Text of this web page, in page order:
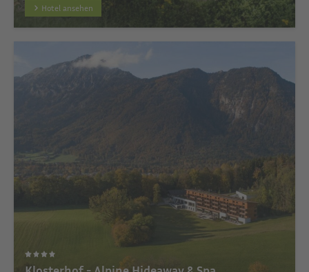
Hotel ansehen